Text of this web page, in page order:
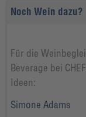
Noch Wein dazu?
Für die
Beverage bei
Ideen:
Simone Adams